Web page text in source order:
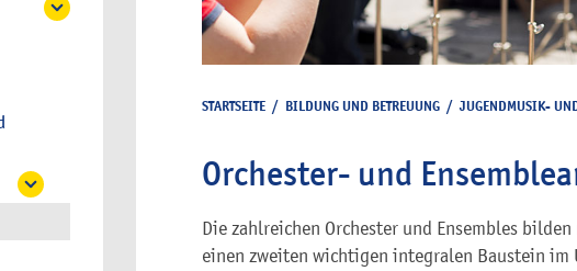
STARTSEITE / BILDUNG UND BETREUUNG /JUGENDMUSIK-
Orchester- und
Die zahlreichen Orchester und Ensembles
einen zweiten wichtigen integralen Baustein